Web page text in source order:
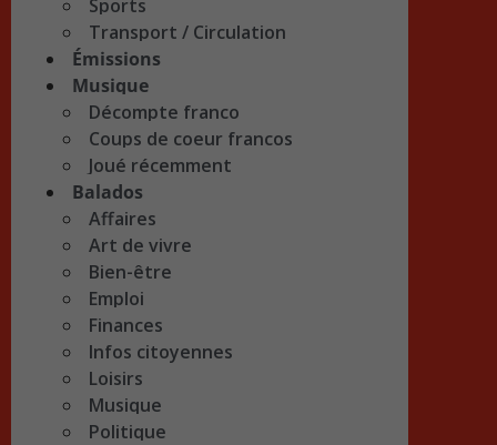
Sports
Transport / Circulation
Émissions
Musique
Décompte franco
Coups de coeur francos
Joué récemment
Balados
Affaires
Art de vivre
Bien-être
Emploi
Finances
Infos citoyennes
Loisirs
Musique
Politique